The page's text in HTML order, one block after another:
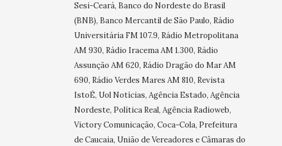
Sesi-Ceará, Banco do Nordeste do Brasil
(BNB), Banco Mercantil de São Paulo, Rádio
Universitária FM 107.9, Rádio Metropolitana
AM 930, Rádio Iracema AM 1.300, Rádio
Assunção AM 620, Rádio Dragão do Mar AM
690, Rádio Verdes Mares AM 810, Revista
IstoÉ, Uol Notícias, Agência Estado, Agência
Nordeste, Política Real, Agência Radioweb,
Victory Comunicação, Coca-Cola, Prefeitura
de Caucaia, União de Vereadores e Câmaras do